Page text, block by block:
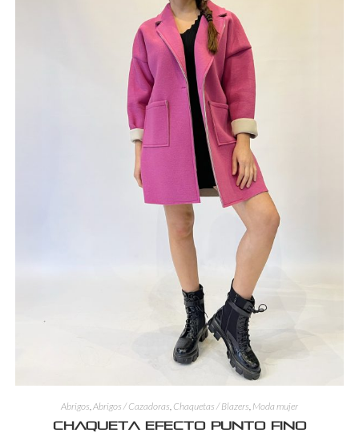
Abrigos Abrigos / Cazadoras Chaquetas / Blazers Moda mujer
Chaqueta Efecto Punto Fino